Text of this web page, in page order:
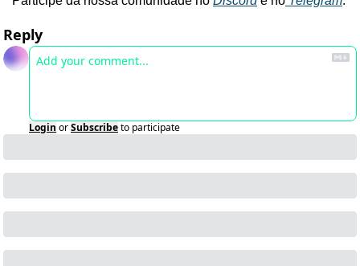
Reply
Login orSubscribeto participate